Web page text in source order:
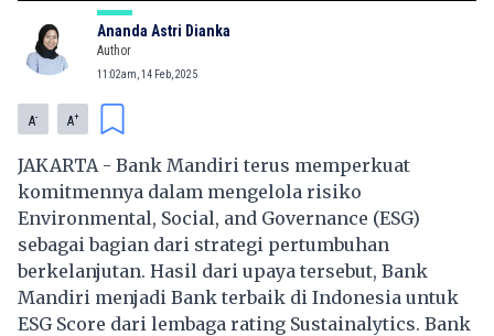
Ananda Astri Dianka
Author
11:02am, 14 Feb, 2025
A- A+
JAKARTA - Bank Mandiri terus memperkuat
komitmennya dalam mengelola risiko
Environmental, Social, and Governance (ESG)
sebagai bagian dari strategi pertumbuhan
berkelanjutan. Hasil dari upaya tersebut, Bank
Mandiri menjadi Bank terbaik di Indonesia untuk
ESG Score dari lembaga rating Sustainalytics. Bank